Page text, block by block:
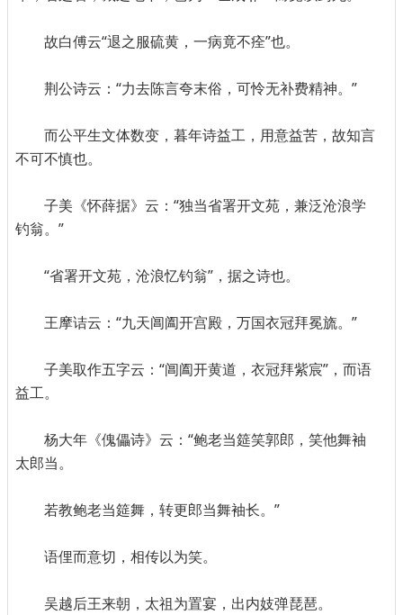
故白傅云“退之服硫黄，一病竟不痊”也。
荆公诗云：“力去陈言夸末俗，可怜无补费精神。”
而公平生文体数变，暮年诗益工，用意益苦，故知言
不可不慎也。
子美《怀薛据》云：“独当省署开文苑，兼泛沧浪学
钓翁。”
“省署开文苑，沧浪忆钓翁”，据之诗也。
王摩诘云：“九天阊阖开宫殿，万国衣冠拜冕旒。”
子美取作五字云：“阊阖开黄道，衣冠拜紫宸”，而语
益工。
杨大年《傀儡诗》云：“鲍老当筵笑郭郎，笑他舞袖
太郎当。
若教鲍老当筵舞，转更郎当舞袖长。”
语俚而意切，相传以为笑。
吴越后王来朝，太祖为置宴，出内妓弹琵琶。